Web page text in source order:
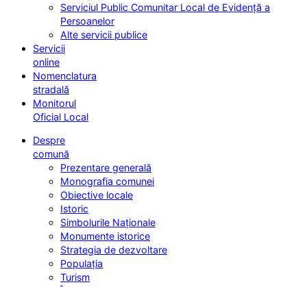
Serviciul Public Comunitar Local de Evidență a
Persoanelor
Alte servicii publice
Servicii
online
Nomenclatura
stradală
Monitorul
Oficial Local
Despre
comună
Prezentare generală
Monografia comunei
Obiective locale
Istoric
Simbolurile Naționale
Monumente istorice
Strategia de dezvoltare
Populația
Turism